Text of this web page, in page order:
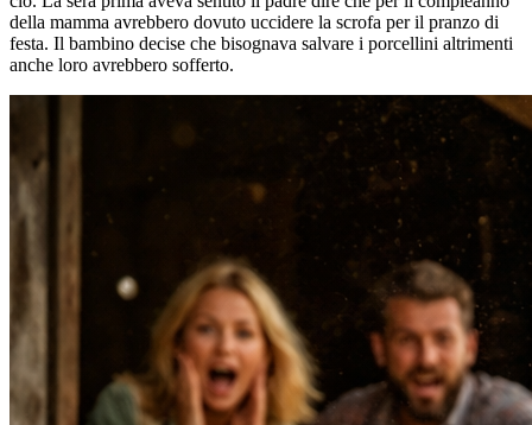
della mamma avrebbero dovuto uccidere la scrofa per il pranzo di
festa. Il bambino decise che bisognava salvare i porcellini altrimenti
anche loro avrebbero sofferto.